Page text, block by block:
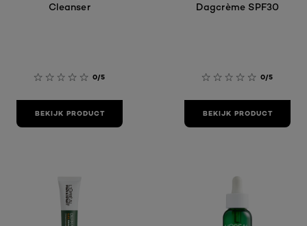
Cleanser
0/5
BEKIJK PRODUCT
Dagcrème SPF30
0/5
BEKIJK PRODUCT